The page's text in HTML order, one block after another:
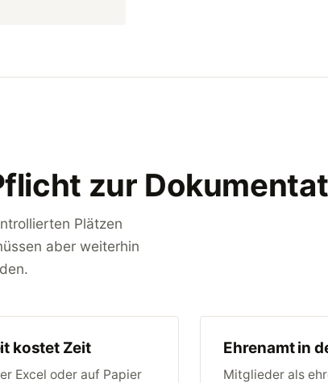
zur
Plätzen
aber weiterhin
kostet Zeit
Excel oder auf Papier
Ehrenamt in
Mitglieder als